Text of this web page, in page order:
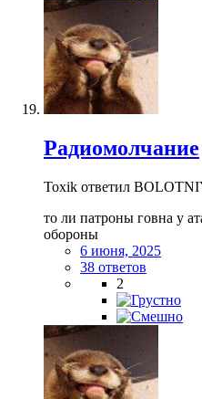
Радиомолчание
Toxik ответил
то ли патроны говна у
обороны
6 июня, 2025
38 ответов
2